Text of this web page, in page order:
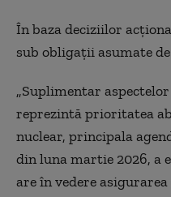
În baza deciziilor
sub obligații asumate
„Suplimentar
reprezintă prioritatea
nuclear, principala
din luna martie 2026, a
are în vedere